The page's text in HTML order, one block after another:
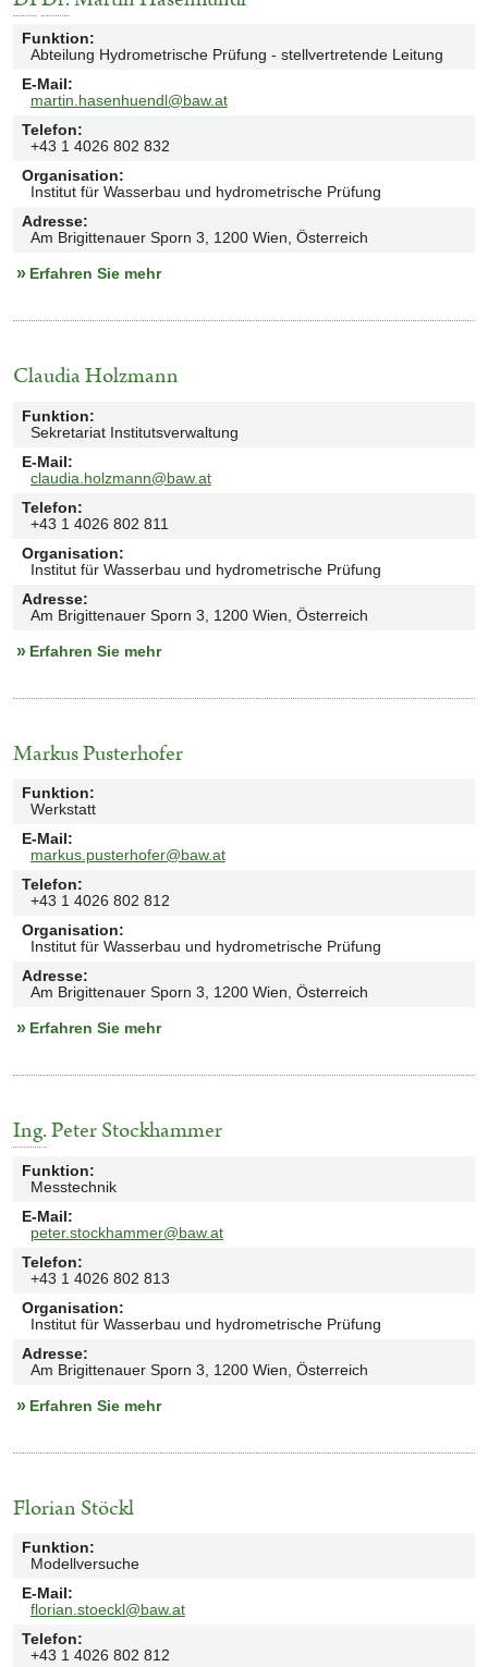
Funktion:
Abteilung Hydrometrische Prüfung - stellvertretende Leitung
E-Mail:
martin.hasenhuendl@baw.at
Telefon:
+43 1 4026 802 832
Organisation:
Institut für Wasserbau und hydrometrische Prüfung
Adresse:
Am Brigittenauer Sporn 3, 1200 Wien, Österreich
Erfahren Sie mehr
Claudia Holzmann
Funktion:
Sekretariat Institutsverwaltung
E-Mail:
claudia.holzmann@baw.at
Telefon:
+43 1 4026 802 811
Organisation:
Institut für Wasserbau und hydrometrische Prüfung
Adresse:
Am Brigittenauer Sporn 3, 1200 Wien, Österreich
Erfahren Sie mehr
Markus Pusterhofer
Funktion:
Werkstatt
E-Mail:
markus.pusterhofer@baw.at
Telefon:
+43 1 4026 802 812
Organisation:
Institut für Wasserbau und hydrometrische Prüfung
Adresse:
Am Brigittenauer Sporn 3, 1200 Wien, Österreich
Erfahren Sie mehr
Ing.Peter Stockhammer
Funktion:
Messtechnik
E-Mail:
peter.stockhammer@baw.at
Telefon:
+43 1 4026 802 813
Organisation:
Institut für Wasserbau und hydrometrische Prüfung
Adresse:
Am Brigittenauer Sporn 3, 1200 Wien, Österreich
Erfahren Sie mehr
Florian Stöckl
Funktion:
Modellversuche
E-Mail:
florian.stoeckl@baw.at
Telefon:
+43 1 4026 802 812